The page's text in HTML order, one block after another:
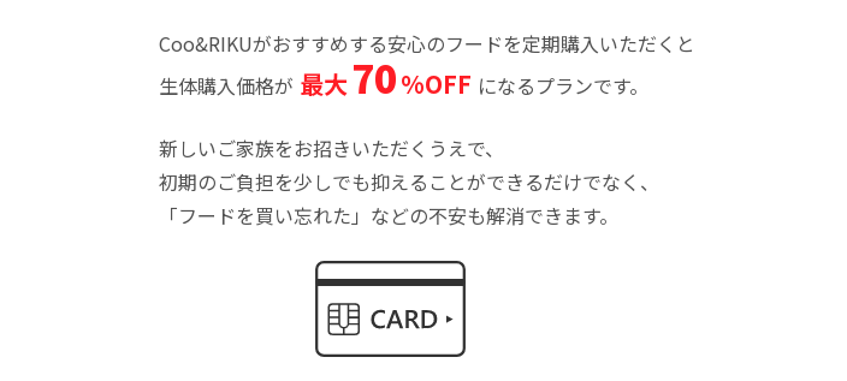
Coo&RIKUがおすすめする安心のフードを定期購入いただくと
生体購入価格が 最大 70%OFF になるプランです。
新しいご家族をお招きいただくうえで、
初期のご負担を少しでも抑えることができるだけでなく、
「フードを買い忘れた」などの不安も解消できます。